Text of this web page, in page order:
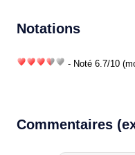
Notations
- Noté 6.7/10
Commentaires